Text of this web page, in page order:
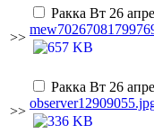
>>
Ракка Вт 26
>>
Ракка Вт 26